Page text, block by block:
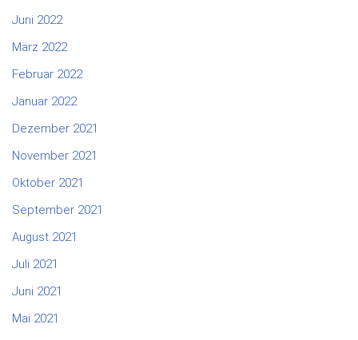
Juni 2022
März 2022
Februar 2022
Januar 2022
Dezember 2021
November 2021
Oktober 2021
September 2021
August 2021
Juli 2021
Juni 2021
Mai 2021